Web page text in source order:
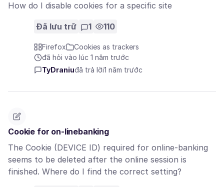
How do I disable cookies for a specific site
Đã lưu trữ 1 110
Firefox
Cookies as trackers
đã hỏi vào lúc 1 năm trước
TyDraniuđã trả lời1 năm trước
Cookie for on-linebanking
The Cookie (DEVICE ID) required for online-banking
seems to be deleted after the online session is
finished. Where do I find the correct setting?